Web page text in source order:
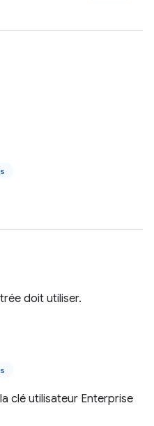
doit utiliser.
clé utilisateur Enterprise